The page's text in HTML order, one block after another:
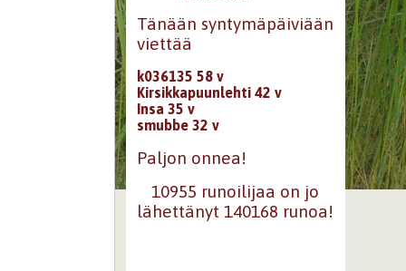
Tänään syntymäpäiviään
viettää
k036135 58 v
Kirsikkapuunlehti 42 v
Insa 35 v
smubbe 32 v
Paljon onnea!
10955 runoilijaa on jo
lähettänyt 140168 runoa!